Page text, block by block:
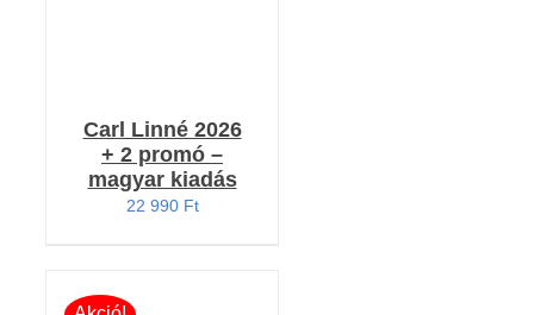
Carl Linné 2026
+ 2 promó –
magyar kiadás
22 990 Ft